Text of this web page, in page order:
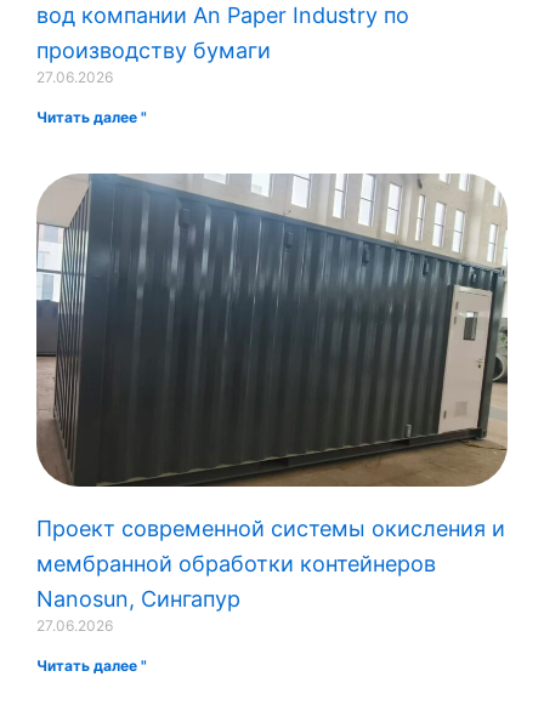
вод компании An Paper Industry по
производству бумаги
27.06.2026
Читать далее "
Проект современной системы окисления и
мембранной обработки контейнеров
Nanosun, Сингапур
27.06.2026
Читать далее "